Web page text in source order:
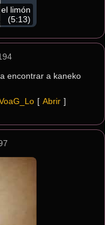
limón
(5:13)
encontrar a kaneko
[ Abrir ]